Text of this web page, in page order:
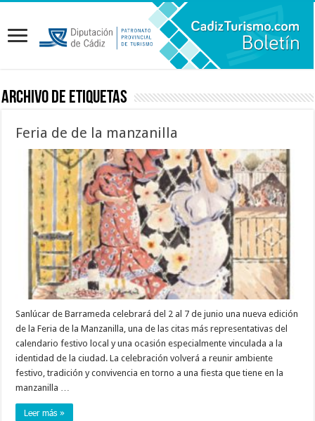
Archivo de etiquetas
Feria de de la manzanilla
Sanlúcar de Barrameda celebrará del 2 al 7 de junio una nueva edición
de la Feria de la Manzanilla, una de las citas más representativas del
calendario festivo local y una ocasión especialmente vinculada a la
identidad de la ciudad. La celebración volverá a reunir ambiente
festivo, tradición y convivencia en torno a una fiesta que tiene en la
manzanilla …
Leer más »